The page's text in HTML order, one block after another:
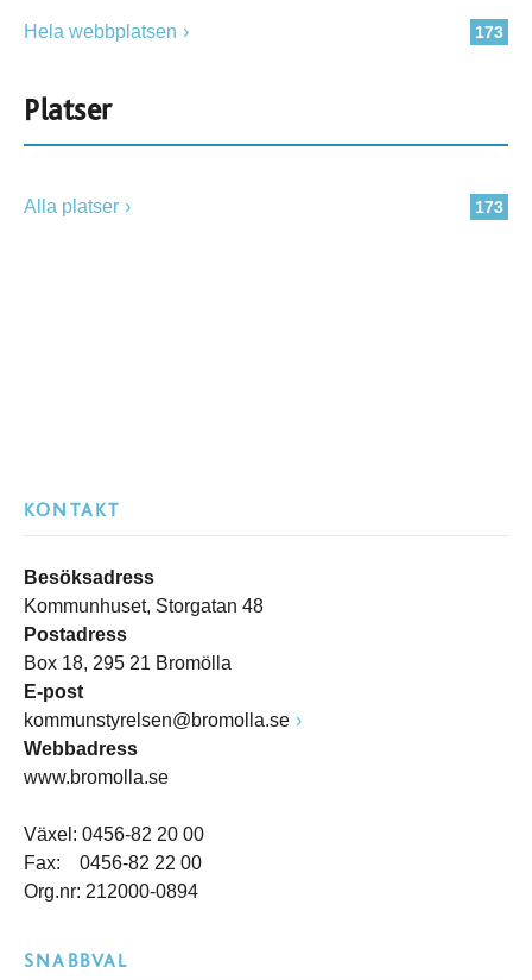
173
Hela webbplatsen
Platser
173
Alla platser
KONTAKT
Besöksadress
Kommunhuset, Storgatan 48
Postadress
Box 18, 295 21 Bromölla
E-post
kommunstyrelsen@bromolla.se
Webbadress
www.bromolla.se
Växel: 0456-82 20 00
Fax: 0456-82 22 00
Org.nr: 212000-0894
SNABBVAL